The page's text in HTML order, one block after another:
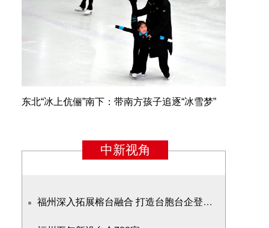
东北“冰上伉俪”南下：带南方孩子追逐“冰雪梦”
福州深入拓展榕台融合 打造台胞台企登陆第一家园先行城市